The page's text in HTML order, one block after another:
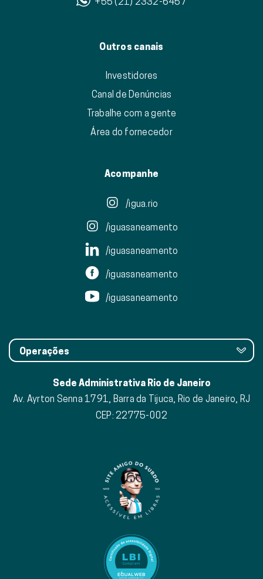
Outros canais
Investidores
Canal de Denúncias
Trabalhe com a gente
Área do fornecedor
Acompanhe
/igua.rio
/iguasaneamento
/iguasaneamento
/iguasaneamento
/iguasaneamento
Operações
Sede Administrativa Rio de Janeiro
Av. Ayrton Senna 1791, Barra da Tijuca, Rio de Janeiro, RJ
CEP: 22775-002